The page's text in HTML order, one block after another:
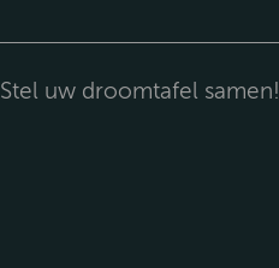
Stel uw droomtafel samen!